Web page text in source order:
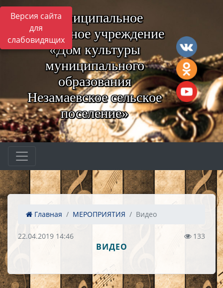
Версия сайта
для
слабовидящих
Муниципальное
бюджетное учреждение
«Дом культуры
муниципального
образования
Незамаевское сельское
поселение»
Главная МЕРОПРИЯТИЯ Видео
22.04.2019 14:46 133
ВИДЕО